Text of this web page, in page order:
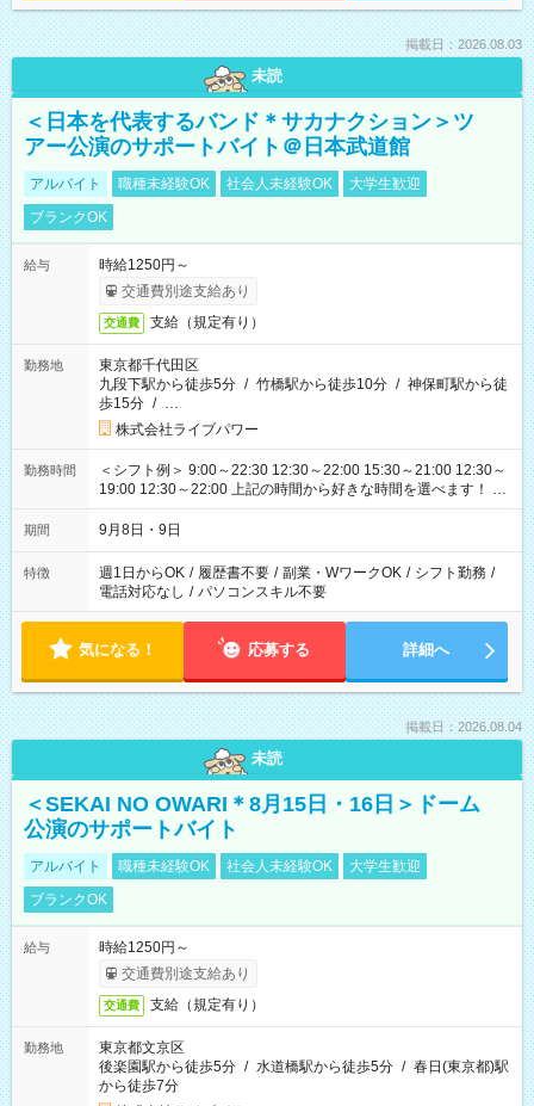
掲載日：2026.08.03
未読
＜日本を代表するバンド＊サカナクション＞ツ
アー公演のサポートバイト＠日本武道館
アルバイト 職種未経験OK 社会人未経験OK
大学生歓迎
ブランクOK
給与
時給1250円～
交通費別途支給あり
交通費 支給（規定有り）
勤務地
東京都千代田区
九段下駅から徒歩5分 / 竹橋駅から徒歩10分 / 神保町駅から徒
歩15分 / …
株式会社ライブパワー
勤務時間
＜シフト例＞ 9:00～22:30 12:30～22:00 15:30～21:00 12:30～
19:00 12:30～22:00 上記の時間から好きな時間を選べます！ ※
時間は変更となる可能性があります
期間 9月8日・9日
特徴 週1日からOK / 履歴書不要 / 副業・WワークOK / シフト勤務 /
電話対応なし / パソコンスキル不要
気になる！ 応募する 詳細へ
掲載日：2026.08.04
未読
＜SEKAI NO OWARI＊8月15日・16日＞ドーム
公演のサポートバイト
アルバイト 職種未経験OK 社会人未経験OK
大学生歓迎
ブランクOK
給与
時給1250円～
交通費別途支給あり
交通費 支給（規定有り）
勤務地
東京都文京区
後楽園駅から徒歩5分 / 水道橋駅から徒歩5分 / 春日(東京都)駅
から徒歩7分